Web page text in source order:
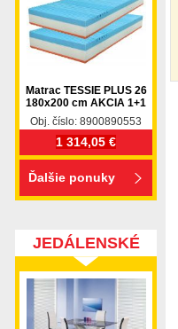
Matrac TESSIE PLUS 26
180x200 cm AKCIA 1+1
Obj. číslo: 8900890553
1 314,05 €
Ďalšie ponuky
JEDÁLENSKÉ
SETY